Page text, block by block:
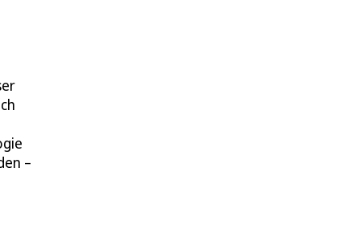
–